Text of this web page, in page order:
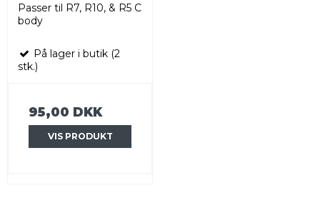
Passer til R7, R10, & R5 C
body
På lager i butik (2
stk.)
95,00 DKK
VIS PRODUKT